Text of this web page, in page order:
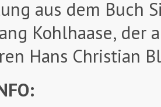
aus dem Buch
Kohlhaase, der
Hans Christian